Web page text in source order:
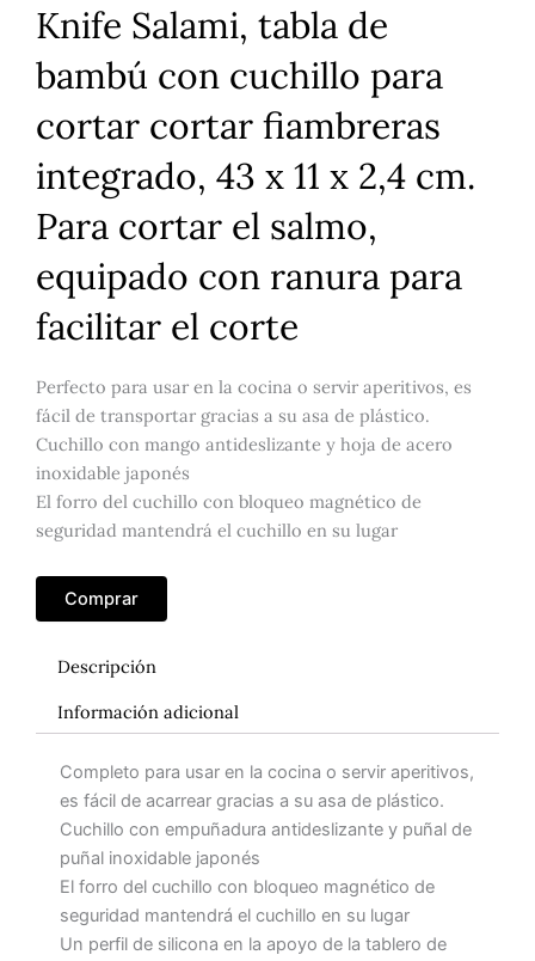
Knife Salami, tabla de
bambú con cuchillo para
cortar cortar fiambreras
integrado, 43 x 11 x 2,4 cm.
Para cortar el salmo,
equipado con ranura para
facilitar el corte
Perfecto para usar en la cocina o servir aperitivos, es
fácil de transportar gracias a su asa de plástico.
Cuchillo con mango antideslizante y hoja de acero
inoxidable japonés
El forro del cuchillo con bloqueo magnético de
seguridad mantendrá el cuchillo en su lugar
Comprar
Descripción
Información adicional
Completo para usar en la cocina o servir aperitivos,
es fácil de acarrear gracias a su asa de plástico.
Cuchillo con empuñadura antideslizante y puñal de
puñal inoxidable japonés
El forro del cuchillo con bloqueo magnético de
seguridad mantendrá el cuchillo en su lugar
Un perfil de silicona en la apoyo de la tablero de